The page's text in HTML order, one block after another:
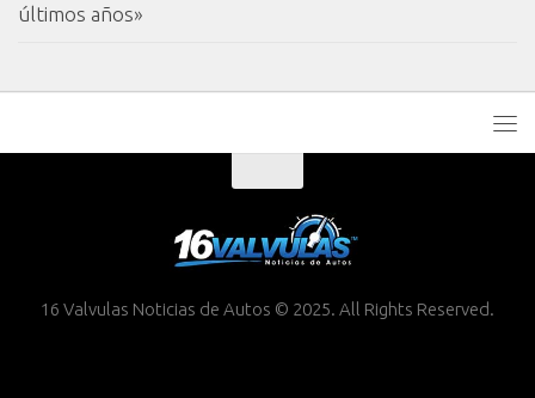
últimos años»
16 Valvulas Noticias de Autos © 2025. All Rights Reserved.